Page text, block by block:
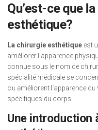
Qu’est-ce que
esthétique?
La chirurgie esthétique est
améliorer l’apparence
connue sous le nom de
spécialité médicale se
ou améliorent l’apparence
spécifiques du corps.
Une introduction